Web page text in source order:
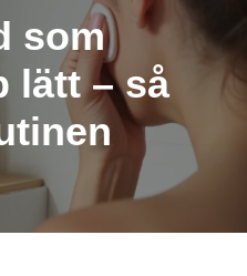
som
lätt – så